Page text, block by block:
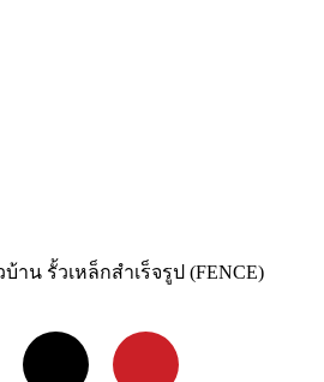
บ้าน รั้วเหล็กสำเร็จรูป (FENCE)